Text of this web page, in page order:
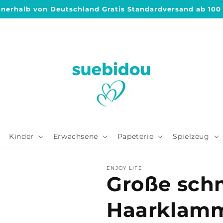
von Deutschland Gratis Standardversand ab
Kinder Erwachsene Papeterie Spielzeug
ENJOY LIFE
Große